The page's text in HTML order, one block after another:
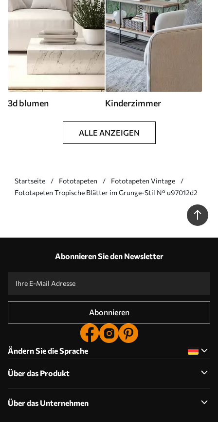
3d blumen Kinderzimmer
ALLE ANZEIGEN
Startseite Fototapeten
Fototapeten Vintage
Fototapeten Tropische Blätter im Grunge-Stil N° u97012d2
Abonnieren Sie den Newsletter
Abonnieren
Ändern Sie die Sprache
Über das Produkt
Über das Unternehmen